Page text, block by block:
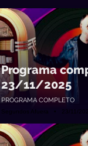
Programa
23/11/2025
PROGRAMA COMPLETO
Segundos Afuera • 23/11/